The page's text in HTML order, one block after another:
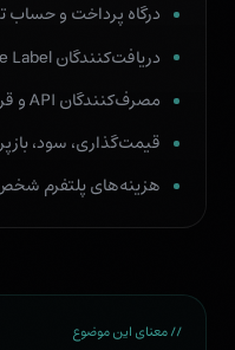
درگاه پرداخت و حساب
دریافت‌کنندگان White Label
مصرف‌کنندگان API و قراردادهای شریک
قیمت‌گذاری، سود،
هزینه‌های پلتفرم
// معنای این موضوع